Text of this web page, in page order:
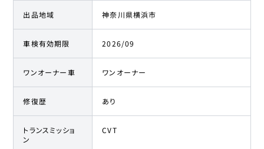
出品地域 神奈川県横浜市
車検有効期限 2026/09
ワンオーナー車 ワンオーナー
修復歴 あり
トランスミッショ
ン
CVT